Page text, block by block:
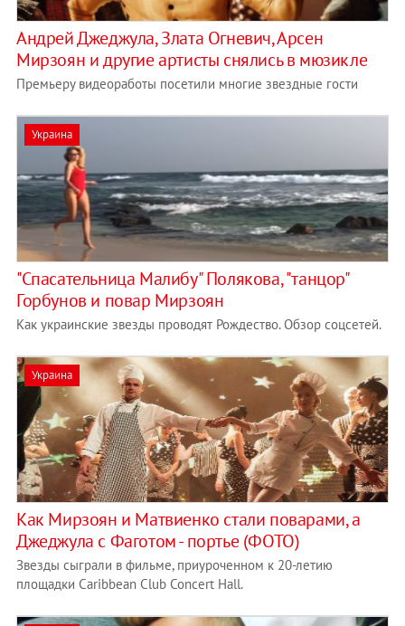
Андрей Джеджула, Злата Огневич, Арсен
Мирзоян и другие артисты снялись в мюзикле
Премьеру видеоработы посетили многие звездные гости
Украина
"Спасательница Малибу" Полякова, "танцор"
Горбунов и повар Мирзоян
Как украинские звезды проводят Рождество. Обзор соцсетей.
Украина
Как Мирзоян и Матвиенко стали поварами, а
Джеджула с Фаготом - портье (ФОТО)
Звезды сыграли в фильме, приуроченном к 20-летию
площадки Caribbean Club Concert Hall.